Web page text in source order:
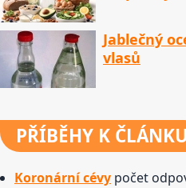
Jablečný
vlasů
PŘÍBĚHY K ČLÁNKU
Koronární cévy počet